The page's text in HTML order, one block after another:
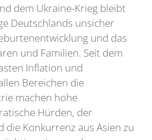
dem Ukraine-Krieg bleibt
Deutschlands unsicher
und das
und Familien. Seit dem
Inflation und
Bereichen die
machen hohe
Hürden, der
die Konkurrenz aus Asien zu